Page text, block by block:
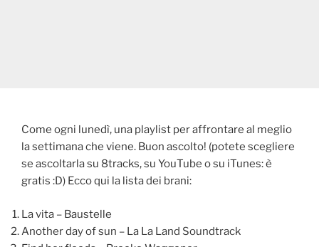
Come ogni lunedì, una playlist per affrontare al meglio
la settimana che viene. Buon ascolto! (potete scegliere
se ascoltarla su 8tracks, su YouTube o su iTunes: è
gratis :D) Ecco qui la lista dei brani:
La vita – Baustelle
Another day of sun – La La Land Soundtrack